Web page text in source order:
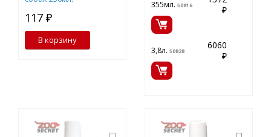
117 ₽
В корзину
355мл. 50816
₽
3,8л. 50828
6060
₽